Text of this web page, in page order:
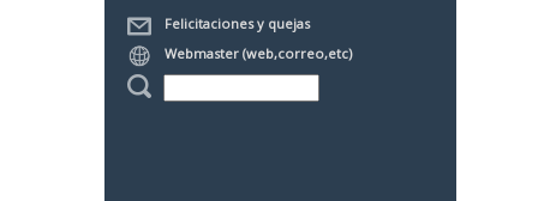
Felicitaciones y quejas
Webmaster (web,correo,etc)